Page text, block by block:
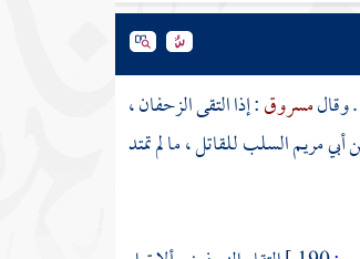
. وقالمسروق: إذا التقى الزحفان ،
أبي مريمالسلب للقاتل ، ما لم تمتد